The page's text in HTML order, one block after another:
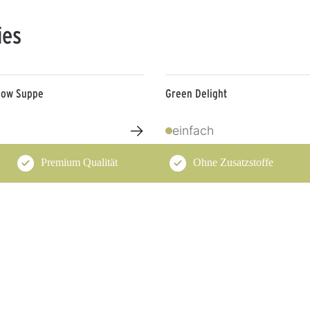
Suppe
→
Green Delight
einfach
Premium Qualität Ohne Zusatzstoffe